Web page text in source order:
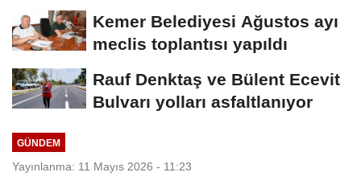
Kemer Belediyesi Ağustos ayı
meclis toplantısı yapıldı
Rauf Denktaş ve Bülent Ecevit
Bulvarı yolları asfaltlanıyor
GÜNDEM
Yayınlanma: 11 Mayıs 2026 - 11:23